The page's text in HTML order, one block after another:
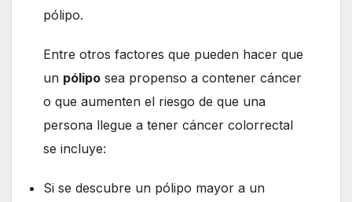
pólipo.
Entre otros factores que pueden hacer que
un pólipo sea propenso a contener cáncer
o que aumenten el riesgo de que una
persona llegue a tener cáncer colorrectal
se incluye:
Si se descubre un pólipo mayor a un